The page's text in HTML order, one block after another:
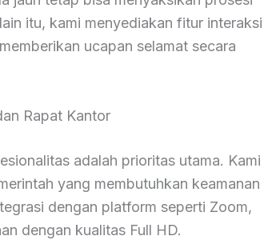
itu, kami menyediakan fitur interaksi
ucapan selamat secara
Rapat Kantor
adalah prioritas utama. Kami
yang membutuhkan keamanan
dengan platform seperti Zoom,
dengan kualitas Full HD.